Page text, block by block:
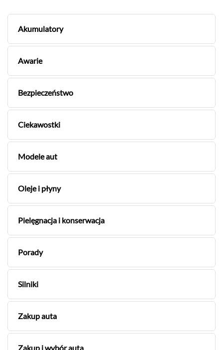
Akumulatory
Awarie
Bezpieczeństwo
Ciekawostki
Modele aut
Oleje i płyny
Pielęgnacja i konserwacja
Porady
Silniki
Zakup auta
Zakup i wybór auta